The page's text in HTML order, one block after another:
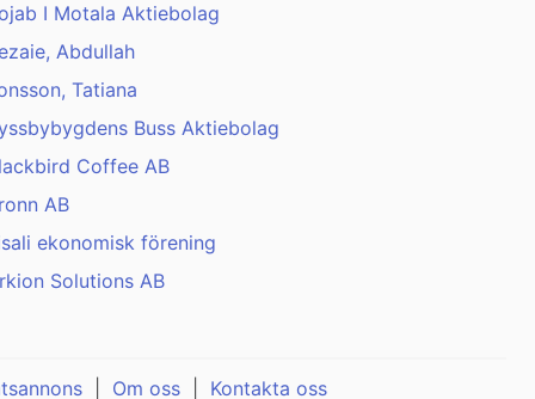
I Motala Aktiebolag
Abdullah
Tatiana
Buss Aktiebolag
Coffee AB
AB
ekonomisk förening
Solutions AB
Om oss Kontakta oss